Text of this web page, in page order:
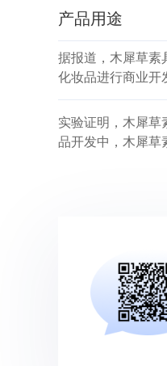
产品用途
据报道，木犀草素
化妆品进行商业开
实验证明，木犀草
品开发中，木犀草